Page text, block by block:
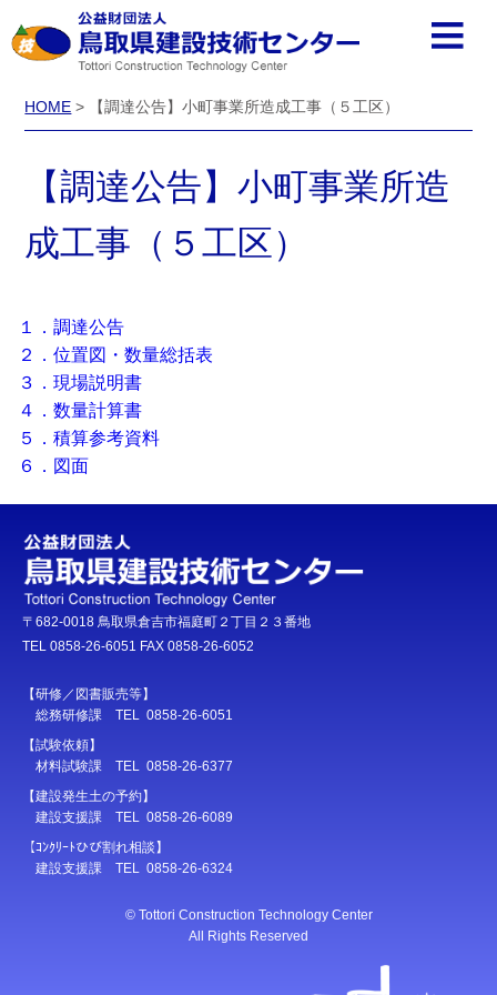
HOME > 【調達公告】小町事業所造成工事（５工区）
【調達公告】小町事業所造
成工事（５工区）
１．調達公告
２．位置図・数量総括表
３．現場説明書
４．数量計算書
５．積算参考資料
６．図面
〒682-0018 鳥取県倉吉市福庭町２丁目２３番地
TEL 0858-26-6051 FAX 0858-26-6052
【研修／図書販売等】
総務研修課 TEL 0858-26-6051
【試験依頼】
材料試験課 TEL 0858-26-6377
【建設発生土の予約】
建設支援課 TEL 0858-26-6089
【ｺﾝｸﾘｰﾄひび割れ相談】
建設支援課 TEL 0858-26-6324
© Tottori Construction Technology Center
All Rights Reserved